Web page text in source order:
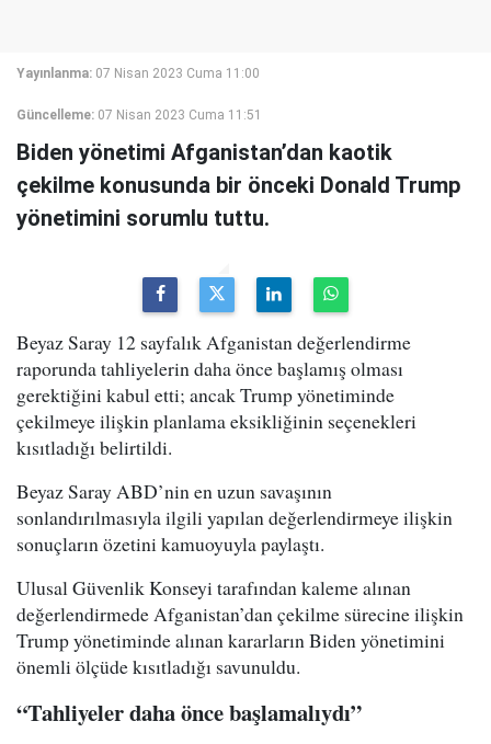
Yayınlanma: 07 Nisan 2023 Cuma 11:00
Güncelleme: 07 Nisan 2023 Cuma 11:51
Biden yönetimi Afganistan’dan kaotik
çekilme konusunda bir önceki Donald Trump
yönetimini sorumlu tuttu.
Beyaz Saray 12 sayfalık Afganistan değerlendirme
raporunda tahliyelerin daha önce başlamış olması
gerektiğini kabul etti; ancak Trump yönetiminde
çekilmeye ilişkin planlama eksikliğinin seçenekleri
kısıtladığı belirtildi.
Beyaz Saray ABD’nin en uzun savaşının
sonlandırılmasıyla ilgili yapılan değerlendirmeye ilişkin
sonuçların özetini kamuoyuyla paylaştı.
Ulusal Güvenlik Konseyi tarafından kaleme alınan
değerlendirmede Afganistan’dan çekilme sürecine ilişkin
Trump yönetiminde alınan kararların Biden yönetimini
önemli ölçüde kısıtladığı savunuldu.
“Tahliyeler daha önce başlamalıydı”